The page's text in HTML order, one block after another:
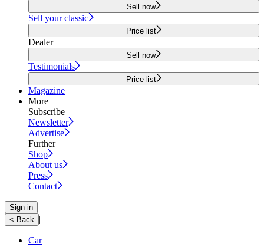
Sell now
Sell your classic
Price list
Dealer
Sell now
Testimonials
Price list
Magazine
More
Subscribe
Newsletter
Advertise
Further
Shop
About us
Press
Contact
Sign in
< Back |
Car